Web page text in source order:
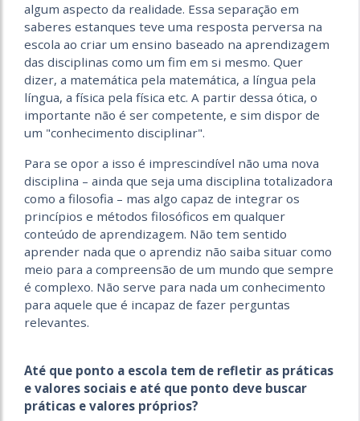
algum aspecto da realidade. Essa separação em
saberes estanques teve uma resposta perversa na
escola ao criar um ensino baseado na aprendizagem
das disciplinas como um fim em si mesmo. Quer
dizer, a matemática pela matemática, a língua pela
língua, a física pela física etc. A partir dessa ótica, o
importante não é ser competente, e sim dispor de
um "conhecimento disciplinar".
Para se opor a isso é imprescindível não uma nova
disciplina – ainda que seja uma disciplina totalizadora
como a filosofia – mas algo capaz de integrar os
princípios e métodos filosóficos em qualquer
conteúdo de aprendizagem. Não tem sentido
aprender nada que o aprendiz não saiba situar como
meio para a compreensão de um mundo que sempre
é complexo. Não serve para nada um conhecimento
para aquele que é incapaz de fazer perguntas
relevantes.
Até que ponto a escola tem de refletir as práticas
e valores sociais e até que ponto deve buscar
práticas e valores próprios?